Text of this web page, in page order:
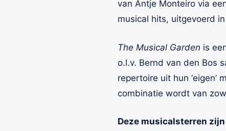
van Antje Monteiro via
musical hits, uitgevoerd
The Musical Garden is
o.l.v. Bernd van den Bos
repertoire uit hun
combinatie wordt van
Deze musicalsterren